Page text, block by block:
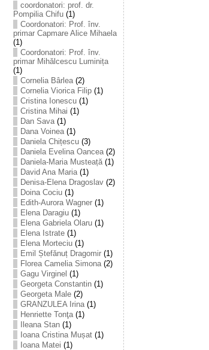
coordonatori: prof. dr.
Pompilia Chifu(1)
Coordonatori: Prof. înv.
primar Capmare Alice Mihaela
(1)
Coordonatori: Prof. înv.
primar Mihălcescu Luminița
(1)
Cornelia Bârlea(2)
Cornelia Viorica Filip(1)
Cristina Ionescu(1)
Cristina Mihai (1)
Dan Sava(1)
Dana Voinea(1)
Daniela Chițescu(3)
Daniela Evelina Oancea(2)
Daniela-Maria Musteață(1)
David Ana Maria(1)
Denisa-Elena Dragoslav(2)
Doina Cociu(1)
Edith-Aurora Wagner(1)
Elena Daragiu(1)
Elena Gabriela Olaru(1)
Elena Istrate(1)
Elena Morteciu(1)
Emil Ștefănuț Dragomir(1)
Florea Camelia Simona(2)
Gagu Virginel (1)
Georgeta Constantin(1)
Georgeta Male(2)
GRANZULEA Irina(1)
Henriette Tonţa(1)
Ileana Stan(1)
Ioana Cristina Mușat(1)
Ioana Matei (1)